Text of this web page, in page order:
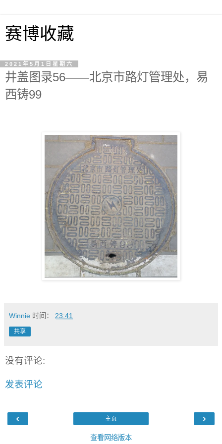
赛博收藏
2021年5月1日星期六
井盖图录56——北京市路灯管理处，易
西铸99
Winnie 时间： 23:41
共享
没有评论:
发表评论
‹ ›
主页
查看网络版本